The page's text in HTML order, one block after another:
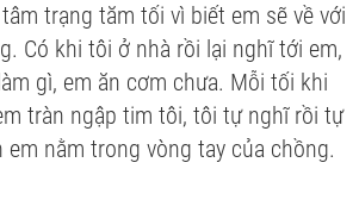
trạng tăm tối vì biết em sẽ về với
Có khi tôi ở nhà rồi lại nghĩ tới em,
gì, em ăn cơm chưa. Mỗi tối khi
tràn ngập tim tôi, tôi tự nghĩ rồi tự
em nằm trong vòng tay của chồng.